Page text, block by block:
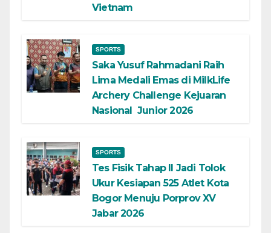
Vietnam
SPORTS
Saka Yusuf Rahmadani Raih
Lima Medali Emas di MilkLife
Archery Challenge Kejuaran
Nasional Junior 2026
SPORTS
Tes Fisik Tahap II Jadi Tolok
Ukur Kesiapan 525 Atlet Kota
Bogor Menuju Porprov XV
Jabar 2026